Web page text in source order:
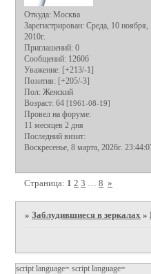
Откуда: Москва
Зарегистрирован: Среда, 10 ноября,
2010г.
Приглашений: 0
Сообщений: 12606
Уважение: [+213/-1]
Позитив: [+205/-3]
Пол: Женский
Возраст: 64 [1961-08-19]
Провел на форуме:
11 месяцев 2 дня
Последний визит:
Воскресенье, 8 марта, 2026г.
Страница: 1 2 3 8 »
»Заблудившиеся в зеркалах »
script language= script language=